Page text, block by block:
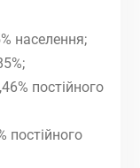
населення;
постійного
постійного